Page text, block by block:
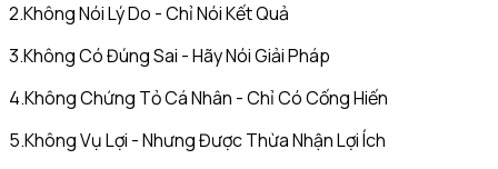
2.Không Nói Lý Do - Chỉ Nói Kết Quả
3.Không Có Đúng Sai - Hãy Nói Giải Pháp
4.Không Chứng Tỏ Cá Nhân - Chỉ Có Cống Hiến
5.Không Vụ Lợi - Nhưng Được Thừa Nhận Lợi Ích